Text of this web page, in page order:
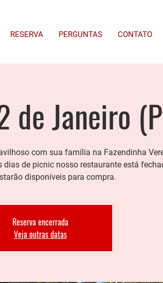
RESERVA PERGUNTAS CONTATO
de Janeiro
com sua família na Fazendinha
dias de picnic nosso restaurante está
disponíveis para compra.
Reserva encerrada
Veja outras datas